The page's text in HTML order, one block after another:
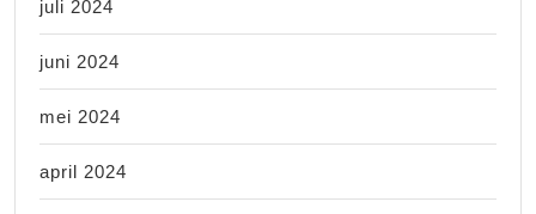
juli 2024
juni 2024
mei 2024
april 2024